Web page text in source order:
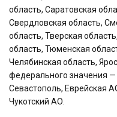
область, Саратовская
Свердловская область,
область, Тверская
область, Тюменская
Челябинская область,
федерального значения —
Севастополь, Еврейская
Чукотский АО.